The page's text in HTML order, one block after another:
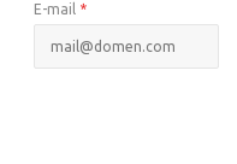
E-mail *